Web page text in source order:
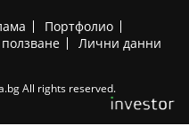
Портфолио
Лични данни
All rights reserved.